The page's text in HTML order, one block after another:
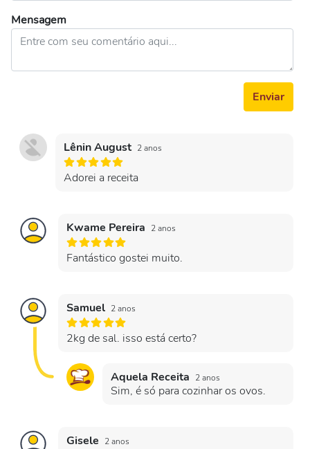
Mensagem
Enviar
Lênin August 2 anos
Adorei a receita
Kwame Pereira 2 anos
Fantástico gostei muito.
Samuel 2 anos
2kg de sal. isso está certo?
Aquela Receita 2 anos
Sim, é só para cozinhar os ovos.
Gisele 2 anos